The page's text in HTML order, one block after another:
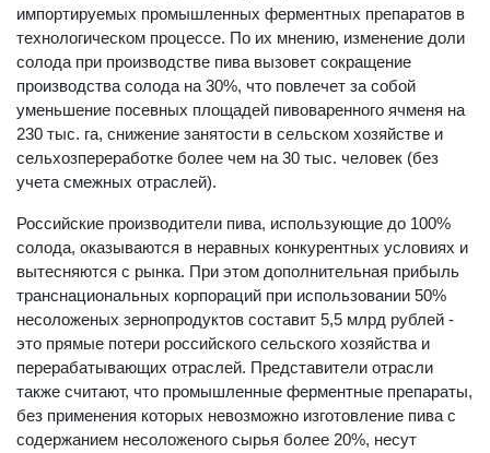
импортируемых промышленных ферментных препаратов в
технологическом процессе. По их мнению, изменение доли
солода при производстве пива вызовет сокращение
производства солода на 30%, что повлечет за собой
уменьшение посевных площадей пивоваренного ячменя на
230 тыс. га, снижение занятости в сельском хозяйстве и
сельхозпереработке более чем на 30 тыс. человек (без
учета смежных отраслей).
Российские производители пива, использующие до 100%
солода, оказываются в неравных конкурентных условиях и
вытесняются с рынка. При этом дополнительная прибыль
транснациональных корпораций при использовании 50%
несоложеных зернопродуктов составит 5,5 млрд рублей -
это прямые потери российского сельского хозяйства и
перерабатывающих отраслей. Представители отрасли
также считают, что промышленные ферментные препараты,
без применения которых невозможно изготовление пива с
содержанием несоложеного сырья более 20%, несут